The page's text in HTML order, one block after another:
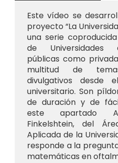
Este vídeo se
proyecto “La
una serie
de Universidades
públicas como
multitud de
divulgativos desde
universitario. Son
de duración y de
este apartado
Finkelshtein, del
Aplicada de la
responde a la
matemáticas en